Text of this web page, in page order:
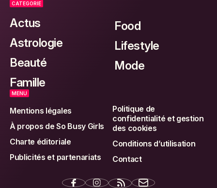
CATEGORIE
Actus
Astrologie
Beauté
Famille
Food
Lifestyle
Mode
MENU
Mentions légales
À propos de So Busy Girls
Charte éditoriale
Publicités et partenariats
Politique de
confidentialité et gestion
des cookies
Conditions d’utilisation
Contact